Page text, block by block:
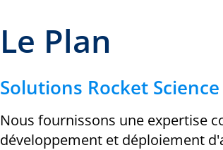
Le Plan
Solutions Rocket Science
Nous fournissons une expertise
développement et déploiement